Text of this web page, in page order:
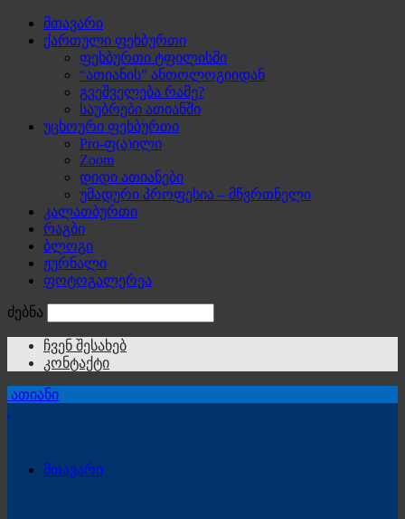
მთავარი
ქართული ფეხბურთი
ფეხბურთი ტფილისში
“ათიანის” ანთოლოგიიდან
გვეშველება რამე?
საუბრები ათიანში
უცხოური ფეხბურთი
Pro-ფ(ა)ილი
Zoom
დიდი ათიანები
უმადური პროფესია – მწვრთნელი
კალათბურთი
რაგბი
ბლოგი
ჟურნალი
ფოტოგალერეა
ძებნა
ჩვენ შესახებ
კონტაქტი
ათიანი
მთავარი